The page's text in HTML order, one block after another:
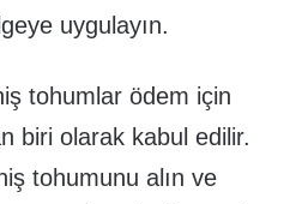
uygulayın.
tohumlar ödem için
biri olarak kabul edilir.
tohumunu alın ve